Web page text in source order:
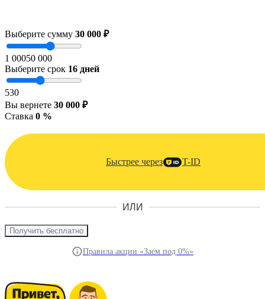
Выберите сумму 30 000 ₽
1 00050 000
Выберите срок 16 дней
530
Вы вернете 30 000 ₽
Ставка 0 %
Быстрее через T-ID
ИЛИ
Получить бесплатно
Правила акции «Заем под 0%»